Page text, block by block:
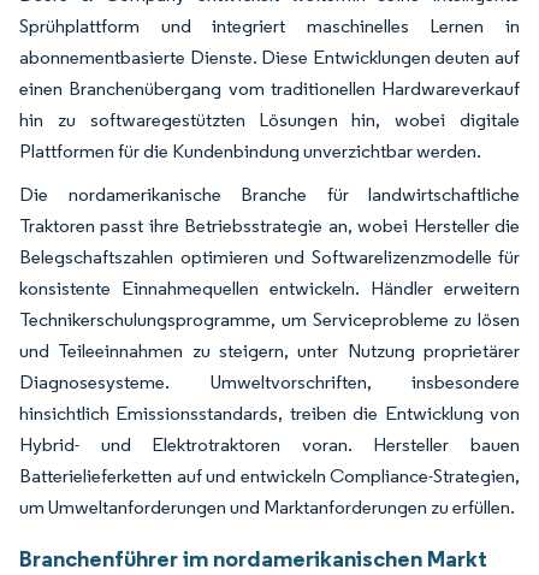
Sprühplattform und integriert maschinelles Lernen in
abonnementbasierte Dienste. Diese Entwicklungen deuten auf
einen Branchenübergang vom traditionellen Hardwareverkauf
hin zu softwaregestützten Lösungen hin, wobei digitale
Plattformen für die Kundenbindung unverzichtbar werden.
Die nordamerikanische Branche für landwirtschaftliche
Traktoren passt ihre Betriebsstrategie an, wobei Hersteller die
Belegschaftszahlen optimieren und Softwarelizenzmodelle für
konsistente Einnahmequellen entwickeln. Händler erweitern
Technikerschulungsprogramme, um Serviceprobleme zu lösen
und Teileeinnahmen zu steigern, unter Nutzung proprietärer
Diagnosesysteme. Umweltvorschriften, insbesondere
hinsichtlich Emissionsstandards, treiben die Entwicklung von
Hybrid- und Elektrotraktoren voran. Hersteller bauen
Batterielieferketten auf und entwickeln Compliance-Strategien,
um Umweltanforderungen und Marktanforderungen zu erfüllen.
Branchenführer im nordamerikanischen Markt